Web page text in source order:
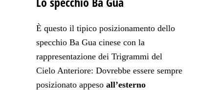
È questo il tipico posizionamento dello
specchio Ba Gua cinese con la
rappresentazione dei Trigrammi del
Cielo Anteriore: Dovrebbe essere sempre
posizionato appeso all’esterno